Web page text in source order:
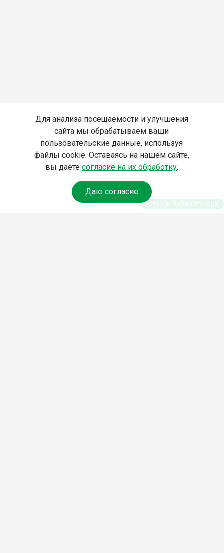
Для анализа посещаемости и улучшения
сайта мы обрабатываем ваши
пользовательские данные, используя
файлы cookie. Оставаясь на нашем сайте,
вы даете согласие на их обработку.
Даю согласие
Спроси библиотекаря